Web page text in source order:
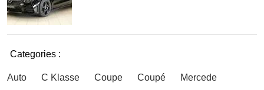
Categories :
Auto C Klasse Coupe Coupé Mercede